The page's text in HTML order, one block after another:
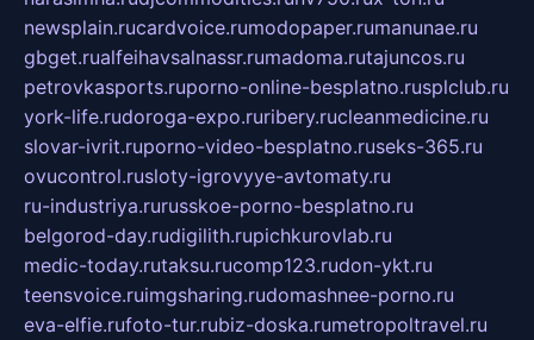
newsplain.rucardvoice.rumodopaper.rumanunae.ru
gbget.rualfeihavsalnassr.rumadoma.rutajuncos.ru
petrovkasports.ruporno-online-besplatno.rusplclub.ru
york-life.rudoroga-expo.ruribery.rucleanmedicine.ru
slovar-ivrit.ruporno-video-besplatno.ruseks-365.ru
ovucontrol.rusloty-igrovyye-avtomaty.ru
ru-industriya.rurusskoe-porno-besplatno.ru
belgorod-day.rudigilith.rupichkurovlab.ru
medic-today.rutaksu.rucomp123.rudon-ykt.ru
teensvoice.ruimgsharing.rudomashnee-porno.ru
eva-elfie.rufoto-tur.rubiz-doska.rumetropoltravel.ru